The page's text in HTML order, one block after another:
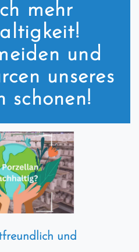
mehr
und
unseres
schonen!
und